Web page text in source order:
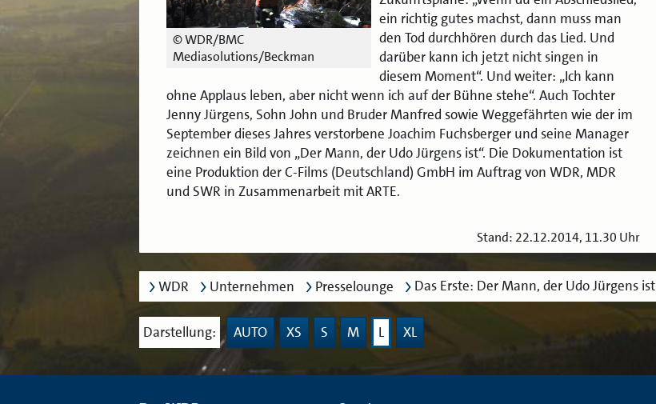
© WDR/BMC
Mediasolutions/Beckman
ein richtig gutes machst, dann muss man
den Tod durchhören durch das Lied. Und
darüber kann ich jetzt nicht singen in
diesem Moment“. Und weiter: „Ich kann
ohne Applaus leben, aber nicht wenn ich auf der Bühne stehe“. Auch Tochter
Jenny Jürgens, Sohn John und Bruder Manfred sowie Weggefährten wie der im
September dieses Jahres verstorbene Joachim Fuchsberger und seine Manager
zeichnen ein Bild von „Der Mann, der Udo Jürgens ist“. Die Dokumentation ist
eine Produktion der C-Films (Deutschland) GmbH im Auftrag von WDR, MDR
und SWR in Zusammenarbeit mit ARTE.
Stand: 22.12.2014, 11.30 Uhr
WDR Unternehmen Presselounge Das Erste: Der Mann, der Udo Jürgens ist
Darstellung: AUTO XS S M L XL